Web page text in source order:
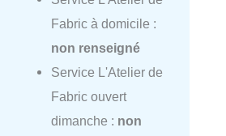
Fabric à domicile :
non renseigné
Service L'Atelier de
Fabric ouvert
dimanche : non